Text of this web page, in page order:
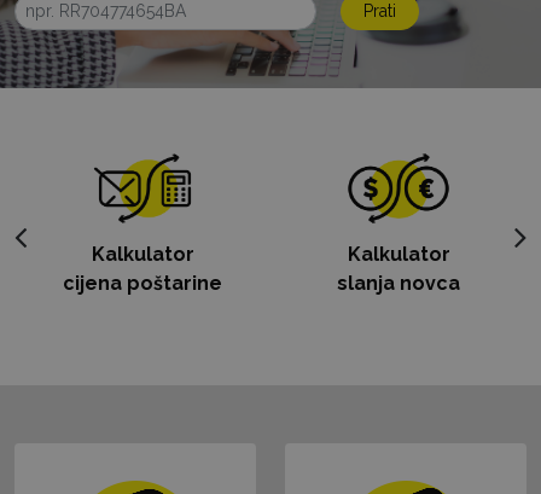
Prati
Kalkulator
cijena poštarine
Kalkulator
slanja novca